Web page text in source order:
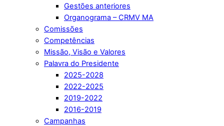
Gestões anteriores
Organograma – CRMV MA
Comissões
Competências
Missão, Visão e Valores
Palavra do Presidente
2025-2028
2022-2025
2019-2022
2016-2019
Campanhas